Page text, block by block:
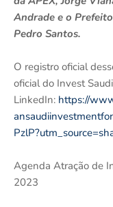
Andrade e o
Pedro Santos.
O registro oficial
oficial do Invest
LinkedIn: https://
Agenda Atração de
2023